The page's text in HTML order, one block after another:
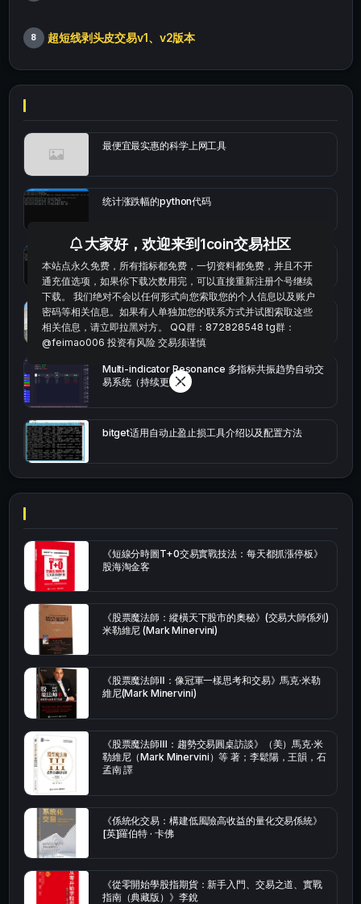
8 超短线剥头皮交易v1、v2版本
最便宜最实惠的科学上网工具
统计涨跌幅的python代码
bybit安卓端
Multi-indicator Resonance 多指标共振趋势自动交
易系统（持续更新）
bitget适用自动止盈止损工具介绍以及配置方法
《短線分時圖T+0交易實戰技法：每天都抓漲停板》
股海淘金客
《股票魔法師：縱橫天下股市的奧秘》(交易大師係列)
米勒維尼 (Mark Minervini)
《股票魔法師Ⅱ：像冠軍一樣思考和交易》馬克·米勒
維尼(Mark Minervini)
《股票魔法師Ⅲ：趨勢交易圓桌訪談》（美）馬克·米
勒維尼（Mark Minervini）等 著；李鬆陽，王韻，石
孟南 譯
《係統化交易：構建低風險高收益的量化交易係統》
[英]羅伯特 · 卡佛
《從零開始學股指期貨：新手入門、交易之道、實戰
指南（典藏版）》李銳
大家好，欢迎来到1coin交易社区
本站点永久免费，所有指标都免费，一切资料都免费，并且不开
通充值选项，如果你下载次数用完，可以直接重新注册个号继续
下载。 我们绝对不会以任何形式向您索取您的个人信息以及账户
密码等相关信息。如果有人单独加您的联系方式并试图索取这些
相关信息，请立即拉黑对方。 QQ群：872828548 tg群：
@feimao006 投资有风险 交易须谨慎